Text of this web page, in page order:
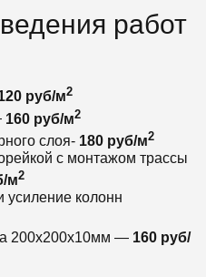
работ
руб/м2
160 руб/м2
слоя- 180 руб/м2
с монтажом трассы
м2
колонн
200х200х10мм — 160 руб/